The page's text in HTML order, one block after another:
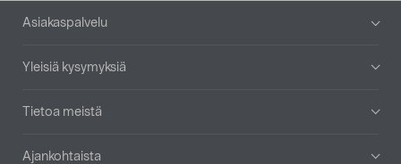
Alatunniste
Asiakaspalvelu
Yleisiä kysymyksiä
Tietoa meistä
Ajankohtaista